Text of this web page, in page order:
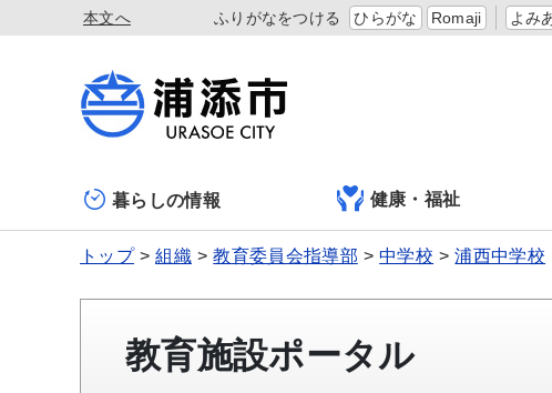
本文へ ふりがなをつける ひらがな Romaji よみ
暮らしの情報 健康・福祉
トップ 組織 教育委員会指導部 中学校 浦西中学校
教育施設ポータル